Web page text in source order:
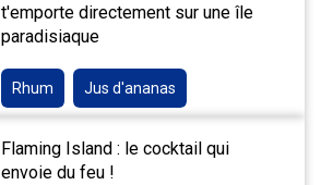
t'emporte directement sur une île
paradisiaque
Rhum Jus d'ananas
Flaming Island : le cocktail qui
envoie du feu !